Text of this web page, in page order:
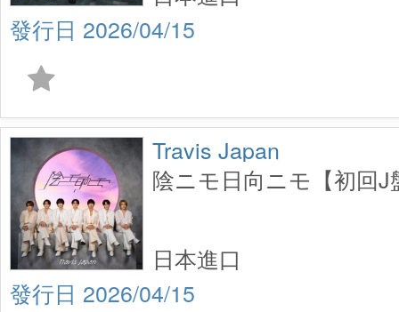
2026/04/15
Travis Japan
陰ニモ日向ニモ【初回J
2026/04/15
日本進口